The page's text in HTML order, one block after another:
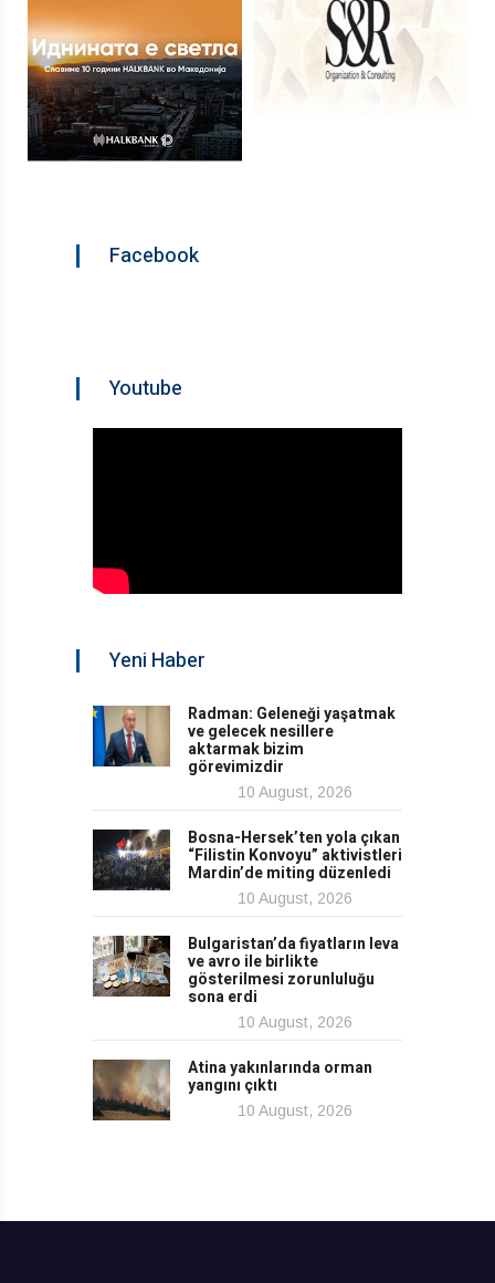
Facebook
Youtube
Yeni Haber
Radman: Geleneği yaşatmak
ve gelecek nesillere
aktarmak bizim
görevimizdir
10 August, 2026
Bosna-Hersek’ten yola çıkan
“Filistin Konvoyu” aktivistleri
Mardin’de miting düzenledi
10 August, 2026
Bulgaristan’da fiyatların leva
ve avro ile birlikte
gösterilmesi zorunluluğu
sona erdi
10 August, 2026
Atina yakınlarında orman
yangını çıktı
10 August, 2026